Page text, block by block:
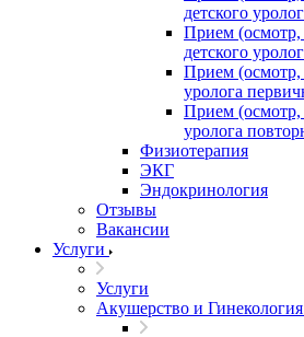
детского
Прием (осмотр,
детского
Прием (осмотр,
уролога
Прием (осмотр,
уролога
Физиотерапия
ЭКГ
Эндокринология
Отзывы
Вакансии
Услуги
Услуги
Акушерство и Гинекология